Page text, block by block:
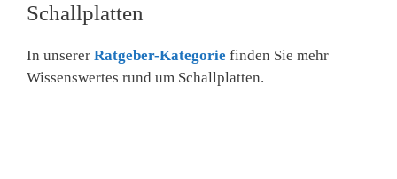
Schallplatten
In unserer Ratgeber-Kategorie finden Sie mehr
Wissenswertes rund um Schallplatten.